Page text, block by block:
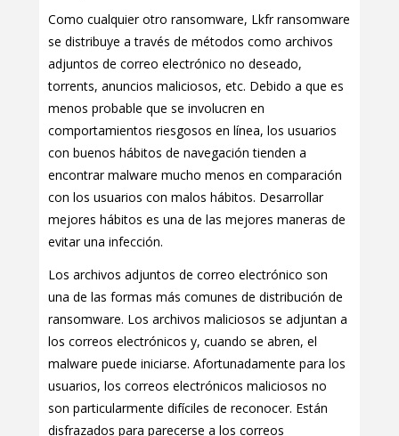
Como cualquier otro ransomware, Lkfr ransomware
se distribuye a través de métodos como archivos
adjuntos de correo electrónico no deseado,
torrents, anuncios maliciosos, etc. Debido a que es
menos probable que se involucren en
comportamientos riesgosos en línea, los usuarios
con buenos hábitos de navegación tienden a
encontrar malware mucho menos en comparación
con los usuarios con malos hábitos. Desarrollar
mejores hábitos es una de las mejores maneras de
evitar una infección.
Los archivos adjuntos de correo electrónico son
una de las formas más comunes de distribución de
ransomware. Los archivos maliciosos se adjuntan a
los correos electrónicos y, cuando se abren, el
malware puede iniciarse. Afortunadamente para los
usuarios, los correos electrónicos maliciosos no
son particularmente difíciles de reconocer. Están
disfrazados para parecerse a los correos